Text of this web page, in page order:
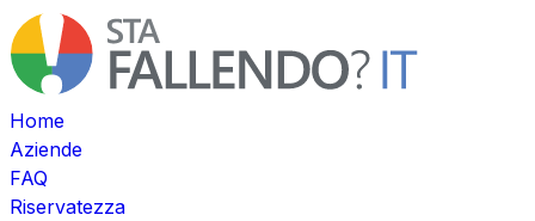
Home
Aziende
FAQ
Riservatezza